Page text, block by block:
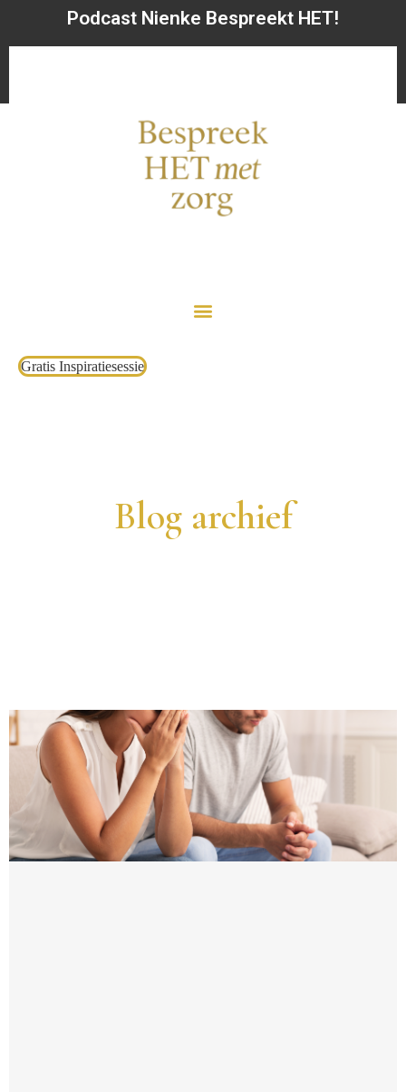
Podcast Nienke Bespreekt HET!
Gratis Inspiratiesessie
Blog archief